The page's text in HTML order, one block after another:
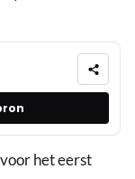
het eerst